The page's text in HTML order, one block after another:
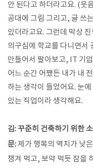
안 된다고 하더라고요. (웃
공대에 그림 그리고, 글 쓰
있더라고요. 그런데 막상
의구심에 학교를 다니면서
만들어서 팔아보고, IT 기
어느 순간 어쨌든 내가 내
하는 생각이 들었어요. 눈
있는 직업이라 생각해요.
김: 꾸준히 건축하기 위한
문:제가 행복의 역치가 낮
챙겨 먹고, 보약 먹듯 잠을